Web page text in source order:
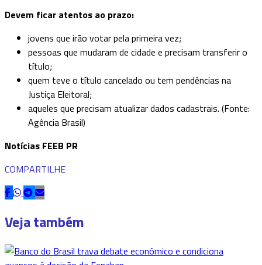
Devem ficar atentos ao prazo:
jovens que irão votar pela primeira vez;
pessoas que mudaram de cidade e precisam transferir o
título;
quem teve o título cancelado ou tem pendências na
Justiça Eleitoral;
aqueles que precisam atualizar dados cadastrais. (Fonte:
Agência Brasil)
Notícias FEEB PR
COMPARTILHE
Veja também